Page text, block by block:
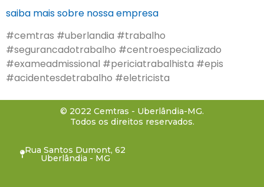
saiba mais sobre nossa empresa
#cemtras #uberlandia #trabalho
#segurancadotrabalho #centroespecializado
#exameadmissional #periciatrabalhista #epis
#acidentesdetrabalho #eletricista
© 2022 Cemtras - Uberlândia-MG.
Todos os direitos reservados.
Rua Santos Dumont, 62
Uberlândia - MG